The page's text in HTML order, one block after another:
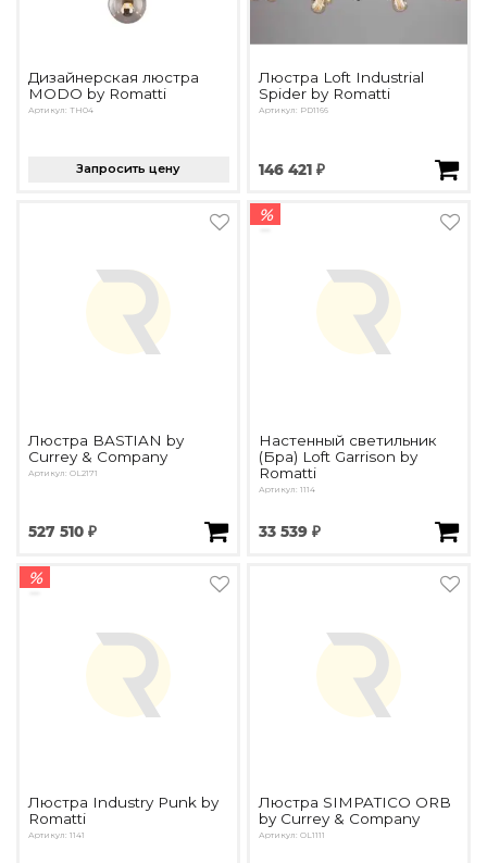
Дизайнерская люстра
MODO by Romatti
Артикул: TH04
Запросить цену
Люстра Loft Industrial
Spider by Romatti
Артикул: PD1166
146 421 ₽
Люстра BASTIAN by
Currey & Company
Артикул: OL2171
527 510 ₽
%
Настенный светильник
(Бра) Loft Garrison by
Romatti
Артикул: 1114
33 539 ₽
%
Люстра Industry Punk by
Romatti
Артикул: 1141
Люстра SIMPATICO ORB
by Currey & Company
Артикул: OL1111